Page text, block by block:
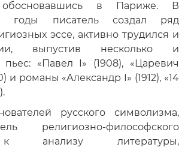
обосновавшись в Париже. В
годы писатель создал ряд
эссе, активно трудился и
выпустив несколько и
пьес: «Павел I» (1908), «Царевич
и романы «Александр I» (1912), «14
русского символизма,
религиозно-философского
анализу литературы,